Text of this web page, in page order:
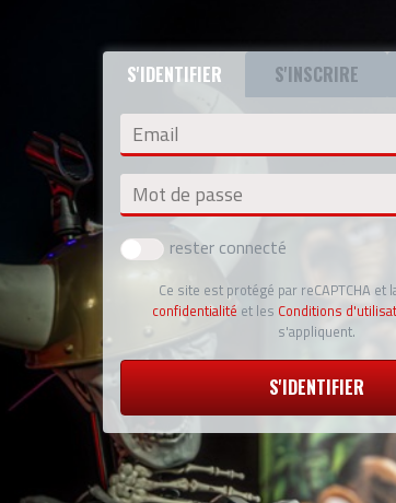
S'IDENTIFIER S'INSCRIRE
Email
Mot de passe
rester connecté
Ce site est protégé par reCAPTCHA et
confidentialité et les Conditions
s'appliquent.
S'IDENTIFIER